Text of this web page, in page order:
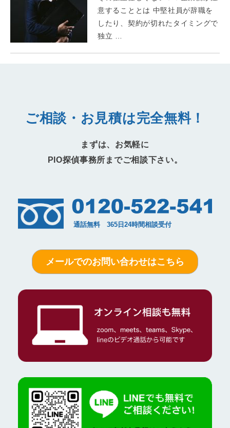
意することとは 中堅社員が辞職を
したり、契約が切れたタイミングで
独立 …
ご相談・お見積は完全無料！
まずは、お気軽に
PIO探偵事務所までご相談下さい。
メールでのお問い合わせはこちら